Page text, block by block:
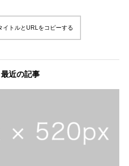
イトルとURLをコピーする
最近の記事